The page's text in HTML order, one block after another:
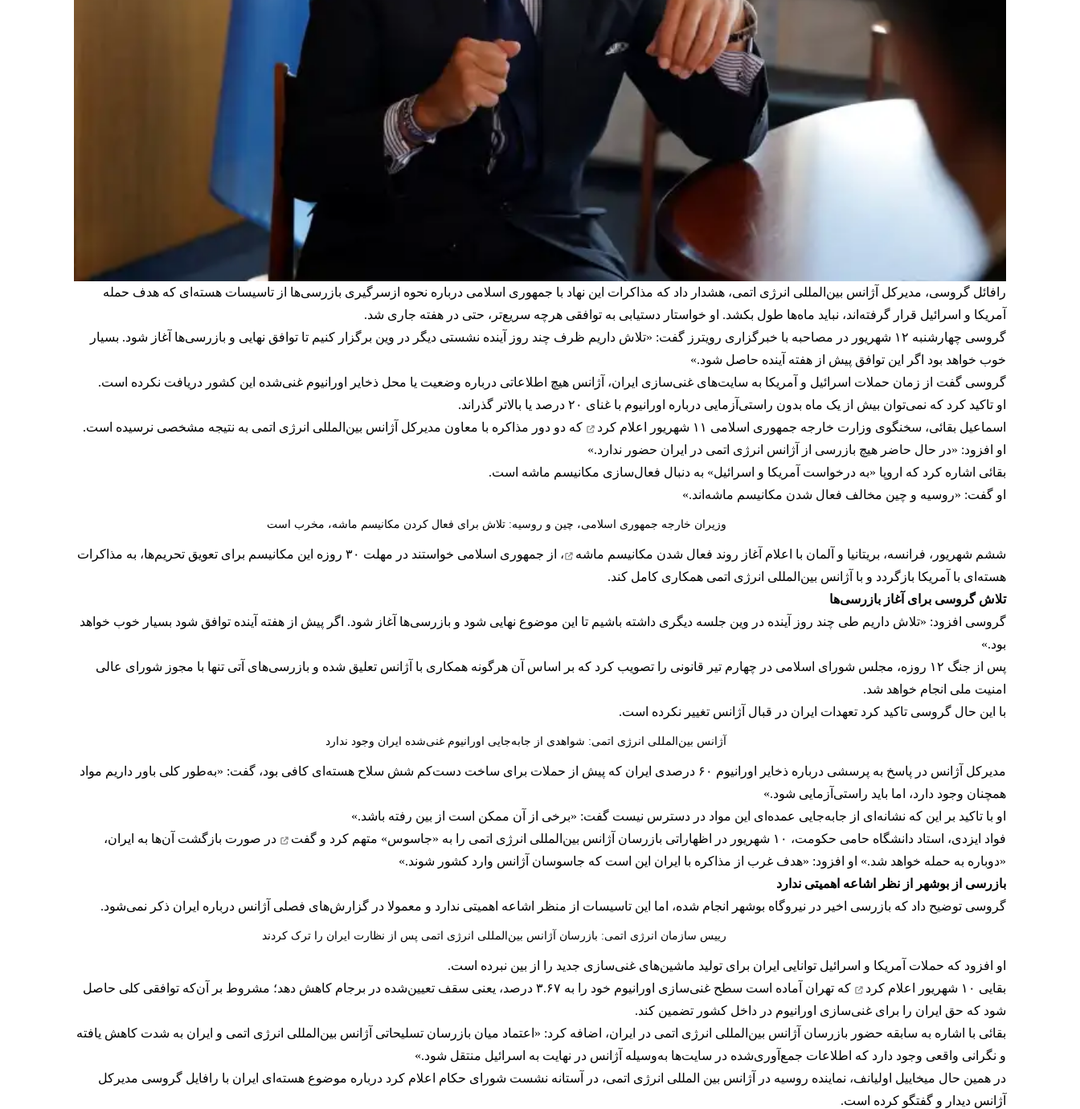
رافائل گروسی، مدیرکل آژانس بین‌المللی انرژی اتمی، هشدار داد که مذاکرات این نهاد با جمهوری اسلامی درباره نحوه ازسرگیری بازرسی‌ها از تاسیسات هسته‌ای که هدف حمله
آمریکا و اسرائیل قرار گرفته‌اند، نباید ماه‌ها طول بکشد. او خواستار دستیابی به توافقی هرچه سریع‌تر، حتی در هفته جاری شد.
گروسی چهارشنبه ۱۲ شهریور در مصاحبه با خبرگزاری رویترز گفت: «تلاش داریم ظرف چند روز آینده نشستی دیگر در وین برگزار کنیم تا توافق نهایی و بازرسی‌ها آغاز شود. بسیار
خوب خواهد بود اگر این توافق پیش از هفته آینده حاصل شود.»
گروسی گفت از زمان حملات اسرائیل و آمریکا به سایت‌های غنی‌سازی ایران، آژانس هیچ اطلاعاتی درباره وضعیت یا محل ذخایر اورانیوم غنی‌شده این کشور دریافت نکرده است.
او تاکید کرد که نمی‌توان بیش از یک ماه بدون راستی‌آزمایی درباره اورانیوم با غنای ۲۰ درصد یا بالاتر گذراند.
اسماعیل بقائی،‌ سخنگوی وزارت خارجه جمهوری اسلامی ۱۱ شهریور
اعلام کرد
که دو دور مذاکره با معاون مدیرکل آژانس بین‌المللی انرژی اتمی به نتیجه مشخصی نرسیده است.
او افزود: «در حال حاضر هیچ بازرسی از آژانس انرژی اتمی در ایران حضور ندارد.»
بقائی اشاره کرد که اروپا «به درخواست آمریکا و اسرائیل» به دنبال فعال‌سازی مکانیسم ماشه است.
او گفت: «روسیه و چین مخالف فعال شدن مکانیسم ماشه‌اند.»
وزیران خارجه جمهوری اسلامی، چین و روسیه: تلاش برای فعال کردن مکانیسم ماشه، مخرب است
ششم شهریور، فرانسه، بریتانیا و آلمان با اعلام آغاز روند فعال شدن مکانیسم ماشه
، از جمهوری اسلامی خواستند در مهلت ۳۰ روزه این مکانیسم برای تعویق تحریم‌ها، به مذاکرات
هسته‌ای با آمریکا بازگردد و با آژانس بین‌المللی انرژی اتمی همکاری کامل کند.
تلاش گروسی برای آغاز بازرسی‌ها
گروسی افزود: «تلاش داریم طی چند روز آینده در وین جلسه دیگری داشته باشیم تا این موضوع نهایی شود و بازرسی‌ها آغاز شود. اگر پیش از هفته آینده توافق شود بسیار خوب خواهد
بود.»
پس از جنگ ۱۲ روزه، مجلس شورای اسلامی در چهارم تیر قانونی را تصویب کرد که بر اساس آن هرگونه همکاری با آژانس تعلیق شده و بازرسی‌های آتی تنها با مجوز شورای عالی
امنیت ملی انجام خواهد شد.
با این حال گروسی تاکید کرد تعهدات ایران در قبال آژانس تغییر نکرده است.
آژانس بین‌المللی انرژی اتمی: شواهدی از جابه‌جایی اورانیوم غنی‌شده ایران وجود ندارد
مدیرکل آژانس در پاسخ به پرسشی درباره ذخایر اورانیوم ۶۰ درصدی ایران که پیش از حملات برای ساخت دست‌کم شش سلاح هسته‌ای کافی بود، گفت: «به‌طور کلی باور داریم مواد
همچنان وجود دارد، اما باید راستی‌آزمایی شود.»
او با تاکید بر این که نشانه‌ای از جابه‌جایی عمده‌ای این مواد در دسترس نیست گفت: «برخی از آن ممکن است از بین رفته باشد.»
فواد ایزدی، استاد دانشگاه حامی حکومت، ۱۰ شهریور در اظهاراتی بازرسان آژانس بین‌المللی انرژی اتمی را به «جاسوس»
متهم کرد و گفت
در صورت بازگشت آن‌ها به ایران،
«دوباره به حمله خواهد شد.» او افزود: «هدف غرب از مذاکره با ایران این است که جاسوسان آژانس وارد کشور شوند.»
بازرسی از بوشهر از نظر اشاعه اهمیتی ندارد
گروسی توضیح داد که بازرسی اخیر در نیروگاه بوشهر انجام شده، اما این تاسیسات از منظر اشاعه اهمیتی ندارد و معمولا در گزارش‌های فصلی آژانس درباره ایران ذکر نمی‌شود.
رییس سازمان انرژی اتمی: بازرسان آژانس بین‌المللی انرژی اتمی پس از نظارت ایران را ترک کردند
او افزود که حملات آمریکا و اسرائیل توانایی ایران برای تولید ماشین‌های غنی‌سازی جدید را از بین نبرده است.
بقایی ۱۰ شهریور
اعلام کرد
که تهران آماده است سطح غنی‌سازی اورانیوم خود را به ۳.۶۷ درصد، یعنی سقف تعیین‌شده در برجام کاهش دهد؛ مشروط بر آن‌که توافقی کلی حاصل
شود که حق ایران را برای غنی‌سازی اورانیوم در داخل کشور تضمین کند.
بقائی با اشاره به سابقه حضور بازرسان آژانس بین‌المللی انرژی اتمی در ایران، اضافه کرد: «اعتماد میان بازرسان تسلیحاتی آژانس بین‌المللی انرژی اتمی و ایران به شدت کاهش یافته
و نگرانی واقعی وجود دارد که اطلاعات جمع‌آوری‌شده در سایت‌ها به‌وسیله آژانس در نهایت به اسرائیل منتقل شود.»
در همین حال میخاییل اولیانف، نماینده روسیه در آژانس بین المللی انرژی اتمی، در آستانه نشست شورای حکام اعلام کرد درباره موضوع هسته‌ای ایران با رافایل گروسی مدیرکل
آژانس دیدار و گفتگو کرده است.